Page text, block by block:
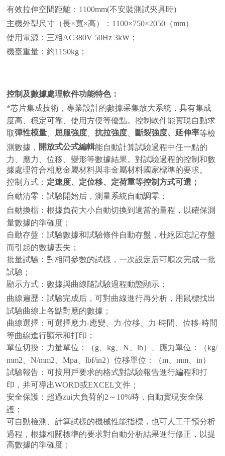
有效拉伸空間距離：1100mm(不安裝測試夾具時)
主機外型尺寸（長×寬×高）：1100×750×2050（mm）
使用電源：三相AC380V 50Hz 3kW；
機臺重量：約1150kg；
控制及數據處理軟件功能特色：
*芯片集成技術，專業設計的數據采集放大系統，具有集成
度高、穩定可靠、使用方便等優點。控制軟件能實現自動求
取彈性模量 屈服強度 、抗拉強度 斷裂強度、延伸率等檢
測數據， 開放式公式編輯能自動計算試驗過程中任一點的
力、應力、位移、變形等數據結果。對試驗過程的控制和數
據處理符合相應金屬材料與非金屬材料國家標準的要求。
控制方式： 定速度、定位移、定荷重等控制方式可選；
自動清零：試驗開始后，測量系統自動調零；
自動換檔：根據負荷大小自動切換到適當的量程，以確保測
量數據的準確度；
自動存盤：試驗數據和試驗條件自動存盤，杜絕因忘記存盤
而引起的數據丟失；
批量試驗：對相同參數的試樣，一次設定后可順次完成一批
試驗；
顯示方式：數據與曲線隨試驗過程動態顯示；
曲線遍歷：試驗完成后，可對曲線進行再分析，用鼠標找出
試驗曲線上各點對應的數據；
曲線選擇：可選擇應力-應變、力-位移、力-時間、位移-時間
等曲線進行顯示和打印；
單位切換：力量單位：（g、kg、N、lb）、應力單位：（kg/
mm2、N/mm2、Mpa、lbf/in2）位移單位：（m、mm、in）
試驗報告：可按用戶要求的格式對試驗報告進行編程和打
印，并可導出WORD或EXCEL文件；
安全保護：超過zui大負荷的2～10%時，自動實現安全保
護；
可自動檢測、計算試樣的機械性能指標，也可人工干預分析
過程，根據相關標準的要求對自動分析結果進行修正，以提
高數據的準確度；